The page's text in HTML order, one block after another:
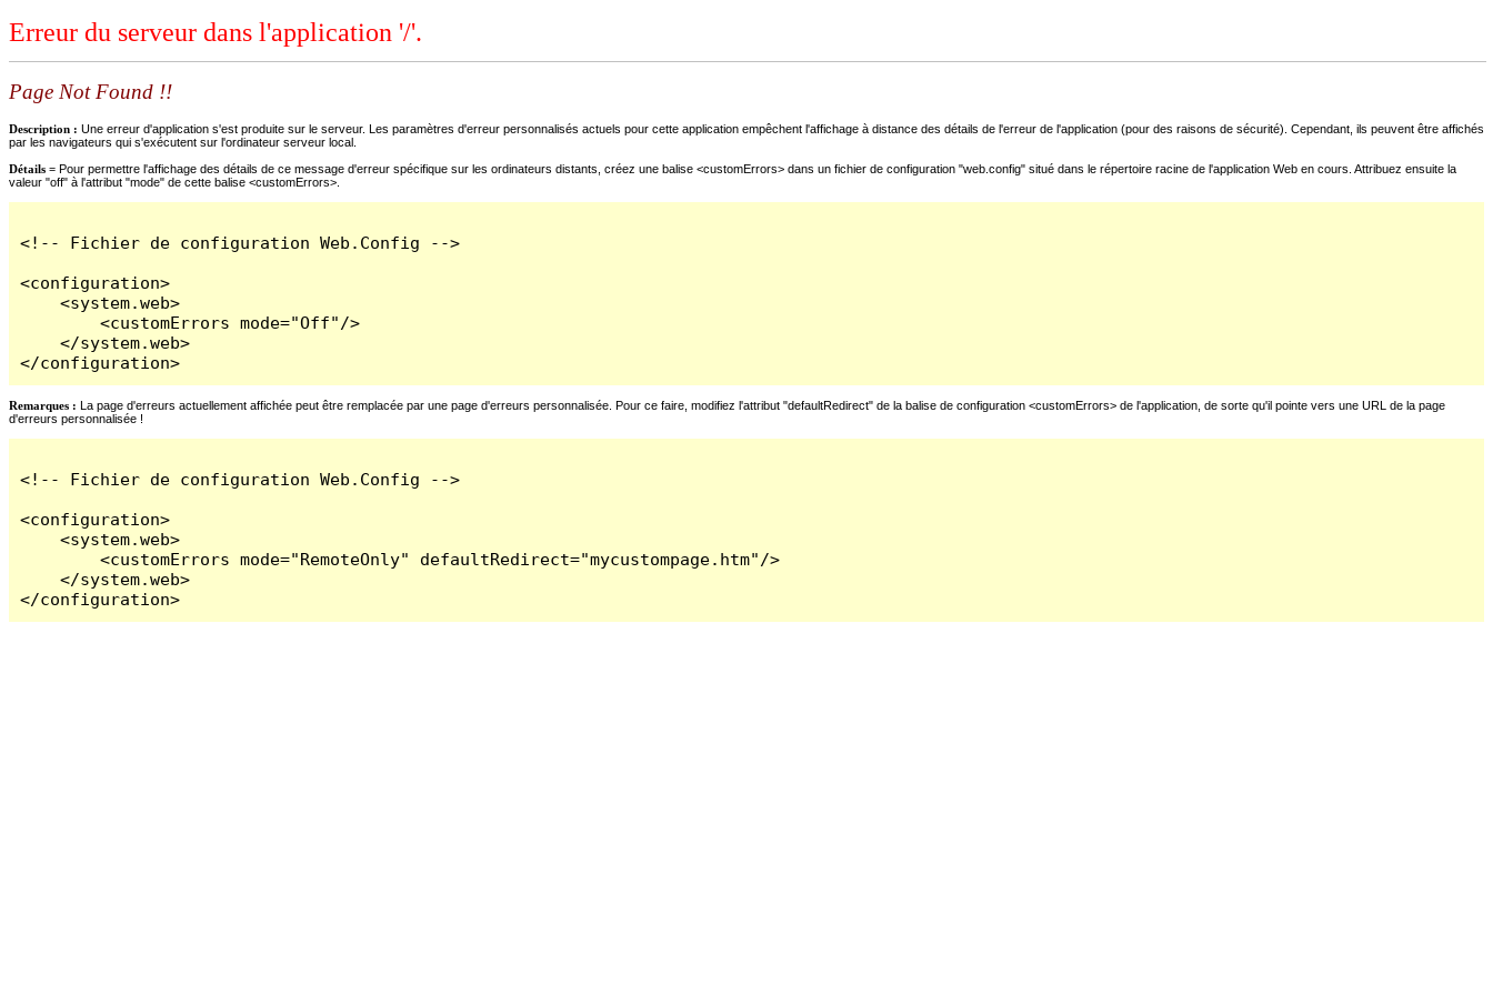
Erreur du serveur dans l'application '/'.
Page Not Found !!
Description : Une erreur d'application s'est produite sur le serveur. Les paramètres d'erreur personnalisés actuels pour cette application empêchent l'affichage à distance des détails de l'erreur de l'application (pour des raisons de sécurité). Cependant, ils peuvent être affichés
par les navigateurs qui s'exécutent sur l'ordinateur serveur local.
Détails = Pour permettre l'affichage des détails de ce message d'erreur spécifique sur les ordinateurs distants, créez une balise <customErrors> dans un fichier de configuration "web.config" situé dans le répertoire racine de l'application Web en cours. Attribuez ensuite la
valeur "off" à l'attribut "mode" de cette balise <customErrors>.
<!-- Fichier de configuration Web.Config -->
<configuration>
    <system.web>
        <customErrors mode="Off"/>
    </system.web>
</configuration>
Remarques : La page d'erreurs actuellement affichée peut être remplacée par une page d'erreurs personnalisée. Pour ce faire, modifiez l'attribut "defaultRedirect" de la balise de configuration <customErrors> de l'application, de sorte qu'il pointe vers une URL de la page
d'erreurs personnalisée !
<!-- Fichier de configuration Web.Config -->
<configuration>
    <system.web>
        <customErrors mode="RemoteOnly" defaultRedirect="mycustompage.htm"/>
    </system.web>
</configuration>